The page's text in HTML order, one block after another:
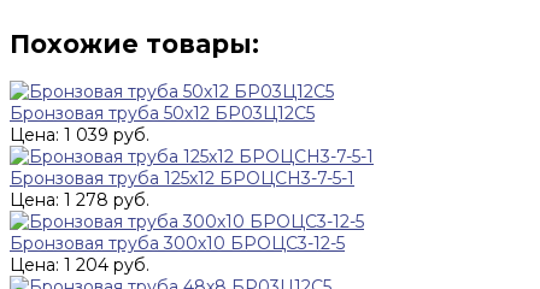
Похожие товары:
Бронзовая труба 50х12 БР03Ц12С5
Цена: 1 039 руб.
Бронзовая труба 125х12 БРОЦСН3-7-5-1
Цена: 1 278 руб.
Бронзовая труба 300х10 БРОЦС3-12-5
Цена: 1 204 руб.